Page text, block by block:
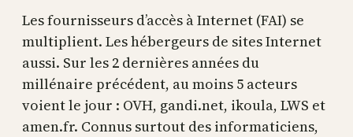
Les fournisseurs d’accès à Internet (FAI) se
multiplient. Les hébergeurs de sites Internet
aussi. Sur les 2 dernières années du
millénaire précédent, au moins 5 acteurs
voient le jour : OVH, gandi.net, ikoula, LWS et
amen.fr. Connus surtout des informaticiens,